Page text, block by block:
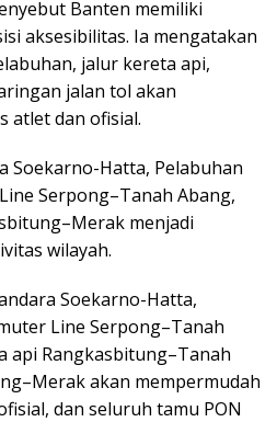
Banten memiliki
aksesibilitas. Ia mengatakan
jalur kereta api,
jalan tol akan
atlet dan ofisial.
Soekarno-Hatta, Pelabuhan
Serpong–Tanah Abang,
menjadi
wilayah.
Soekarno-Hatta,
Line Serpong–Tanah
api Rangkasbitung–Tanah
akan mempermudah
dan seluruh tamu PON